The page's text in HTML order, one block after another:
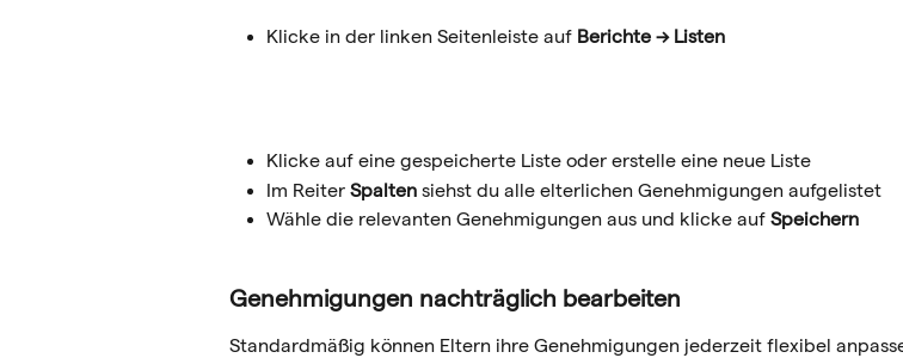
Klicke in der linken Seitenleiste auf Berichte → Listen
Klicke auf eine gespeicherte Liste oder erstelle eine neue Liste
Im Reiter Spalten siehst du alle elterlichen Genehmigungen aufgelistet
Wähle die relevanten Genehmigungen aus und klicke auf Speichern
Genehmigungen nachträglich bearbeiten
Standardmäßig können Eltern ihre Genehmigungen jederzeit flexibel